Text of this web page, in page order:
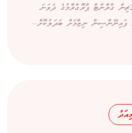
ގްރާންޓް ޕްރޮގްރާމުގެ ދެވަނަ
ނިޒާމަށް ބަދަލުކޮށް...